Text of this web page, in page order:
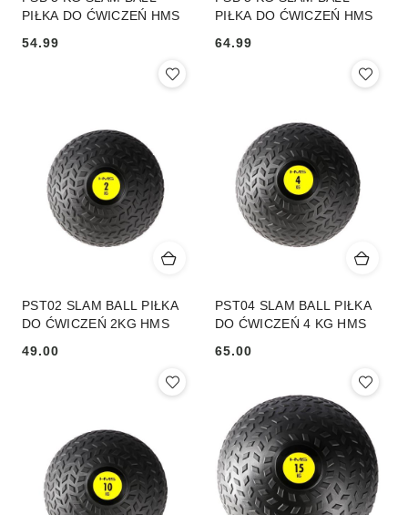
PIŁKA DO ĆWICZEŃ HMS
54.99
PIŁKA DO ĆWICZEŃ HMS
64.99
PST02 SLAM BALL PIŁKA
DO ĆWICZEŃ 2KG HMS
Cena:
49.00
PST04 SLAM BALL PIŁKA
DO ĆWICZEŃ 4 KG HMS
Cena:
65.00